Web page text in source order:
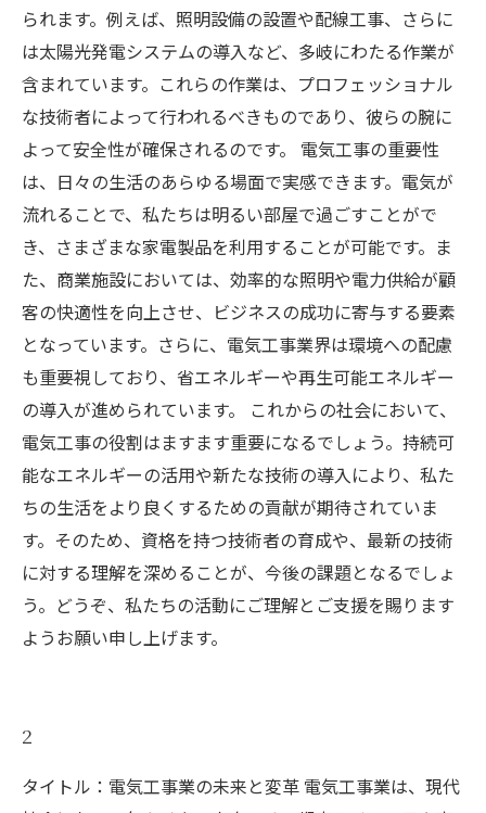
られます。例えば、照明設備の設置や配線工事、さらに
は太陽光発電システムの導入など、多岐にわたる作業が
含まれています。これらの作業は、プロフェッショナル
な技術者によって行われるべきものであり、彼らの腕に
よって安全性が確保されるのです。 電気工事の重要性
は、日々の生活のあらゆる場面で実感できます。電気が
流れることで、私たちは明るい部屋で過ごすことがで
き、さまざまな家電製品を利用することが可能です。ま
た、商業施設においては、効率的な照明や電力供給が顧
客の快適性を向上させ、ビジネスの成功に寄与する要素
となっています。さらに、電気工事業界は環境への配慮
も重要視しており、省エネルギーや再生可能エネルギー
の導入が進められています。 これからの社会において、
電気工事の役割はますます重要になるでしょう。持続可
能なエネルギーの活用や新たな技術の導入により、私た
ちの生活をより良くするための貢献が期待されていま
す。そのため、資格を持つ技術者の育成や、最新の技術
に対する理解を深めることが、今後の課題となるでしょ
う。どうぞ、私たちの活動にご理解とご支援を賜ります
ようお願い申し上げます。
2
タイトル：電気工事業の未来と変革 電気工事業は、現代